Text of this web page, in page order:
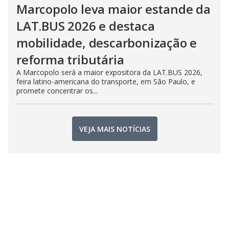
Marcopolo leva maior estande da
LAT.BUS 2026 e destaca
mobilidade, descarbonização e
reforma tributária
A Marcopolo será a maior expositora da LAT.BUS 2026,
feira latino-americana do transporte, em São Paulo, e
promete concentrar os...
VEJA MAIS NOTÍCIAS